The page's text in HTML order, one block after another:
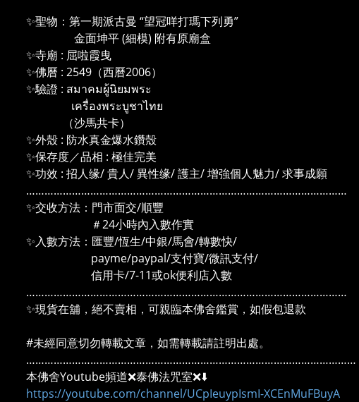
✨聖物：第一期派古曼 “望冠咩打瑪下列勇”
金面坤平 (細模) 附有原廟盒
✨寺廟 : 屈啦霞曳
✨佛曆 : 2549（西曆2006）
✨驗證 : สมาคมผู้นิยมพระ
เครื่องพระบูชาไทย
（沙馬共卡）
✨外殼 : 防水真金爆水鑽殼
✨保存度／品相 : 極佳完美
✨功效 : 招人缘/ 貴人/ 異性缘/ 護主/ 增強個人魅力/ 求事成願
……………………………………………………………………………………………
✨交收方法：門市面交/順豐
＃24小時內入數作實
✨入數方法：匯豐/恆生/中銀/馬會/轉數快/
payme/paypal/支付寶/微訊支付/
信用卡/7-11或ok便利店入數
……………………………………………………………………………………………
✨現貨在舖，絕不賣相，可親臨本佛舍鑑賞，如假包退款
#未經同意切勿轉載文章，如需轉載請註明出處。
………………………………………………………………………………………………
本佛舍Youtube頻道❌泰佛法咒室❌⬇️
https://youtube.com/channel/UCpIeuypIsmI-XCEnMuFBuyA